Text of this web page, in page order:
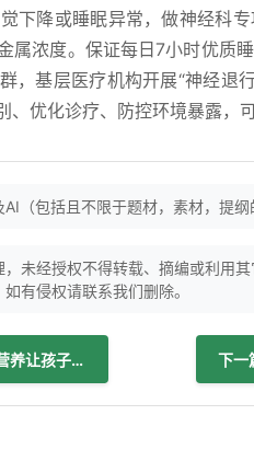
下降或睡眠异常，做神经科
属浓度。保证每日7小时优质
，基层医疗机构开展“神经退
优化诊疗、防控环境暴露，
（包括且不限于题材，素材，提纲
未经授权不得转载、摘编或利用其
有侵权请联系我们删除。
上一篇：从孕前到18岁，这样补充营养让孩子远离近视！